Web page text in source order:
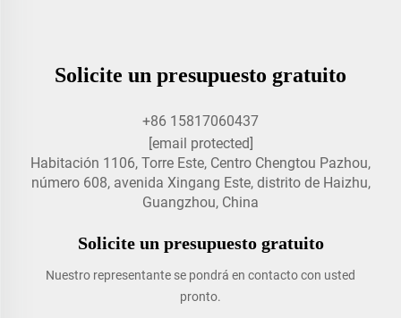
Solicite un presupuesto gratuito
+86 15817060437
[email protected]
Habitación 1106, Torre Este, Centro Chengtou Pazhou,
número 608, avenida Xingang Este, distrito de Haizhu,
Guangzhou, China
Solicite un presupuesto gratuito
Nuestro representante se pondrá en contacto con usted
pronto.